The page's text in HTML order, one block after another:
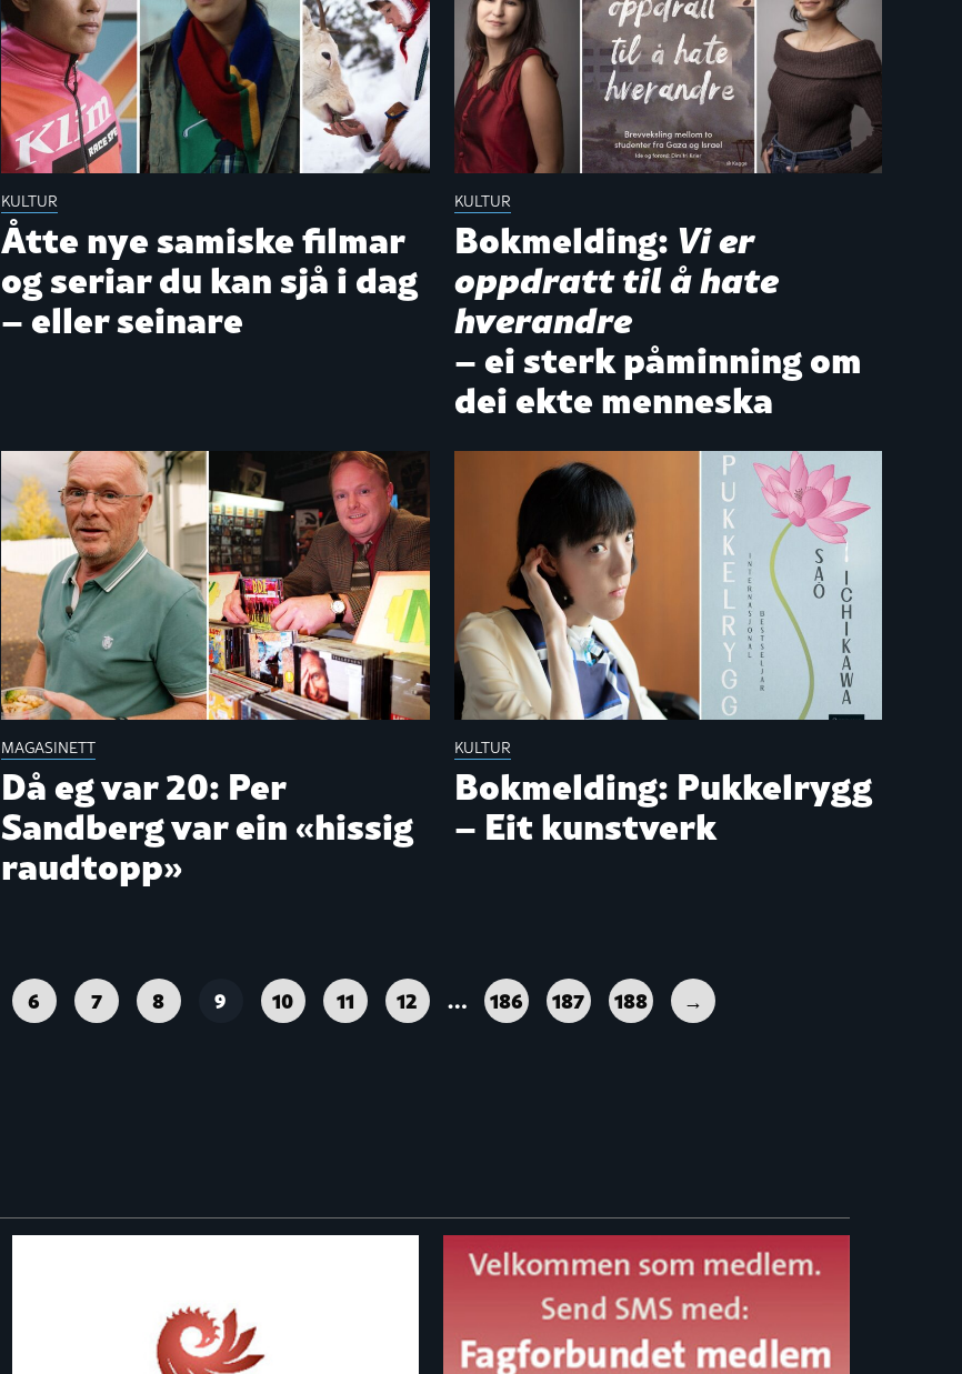
KULTUR
Åtte nye samiske filmar
og seriar du kan sjå i dag
– eller seinare
KULTUR
Bokmelding: Vi er
oppdratt til å hate
hverandre
– ei sterk påminning om
dei ekte menneska
MAGASINETT
Då eg var 20: Per
Sandberg var ein «hissig
raudtopp»
KULTUR
Bokmelding: Pukkelrygg
– Eit kunstverk
6 7 8 9 10 11 12 … 186 187 188 →